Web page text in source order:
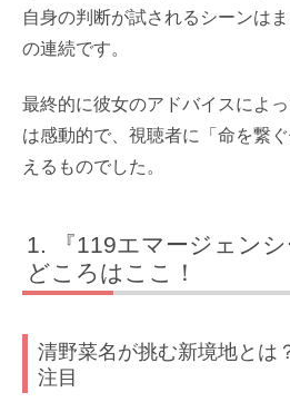
自身の判断が試されるシーンは
の連続です。
最終的に彼女のアドバイスによ
は感動的で、視聴者に「命を繋
えるものでした。
『119エマージェン
どころはここ！
清野菜名が挑む新境地とは
注目